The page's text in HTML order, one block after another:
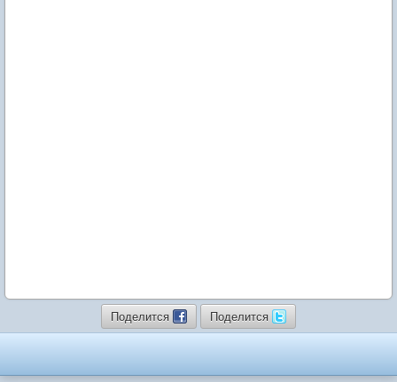
Поделится Поделится